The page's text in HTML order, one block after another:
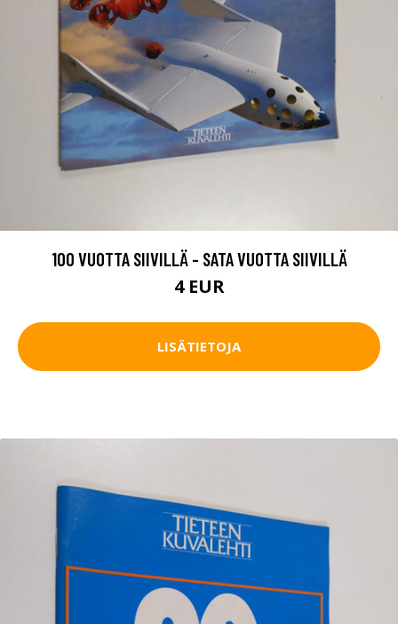
100 VUOTTA SIIVILLÄ - SATA VUOTTA SIIVILLÄ
4 EUR
LISÄTIETOJA